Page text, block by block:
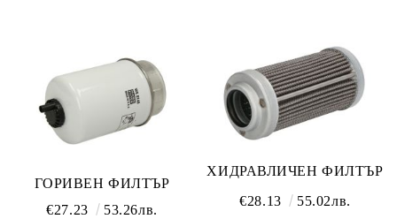
ГОРИВЕН ФИЛТЪР
€27.23
53.26лв.
ХИДРАВЛИЧЕН ФИЛТЪР
€28.13
55.02лв.